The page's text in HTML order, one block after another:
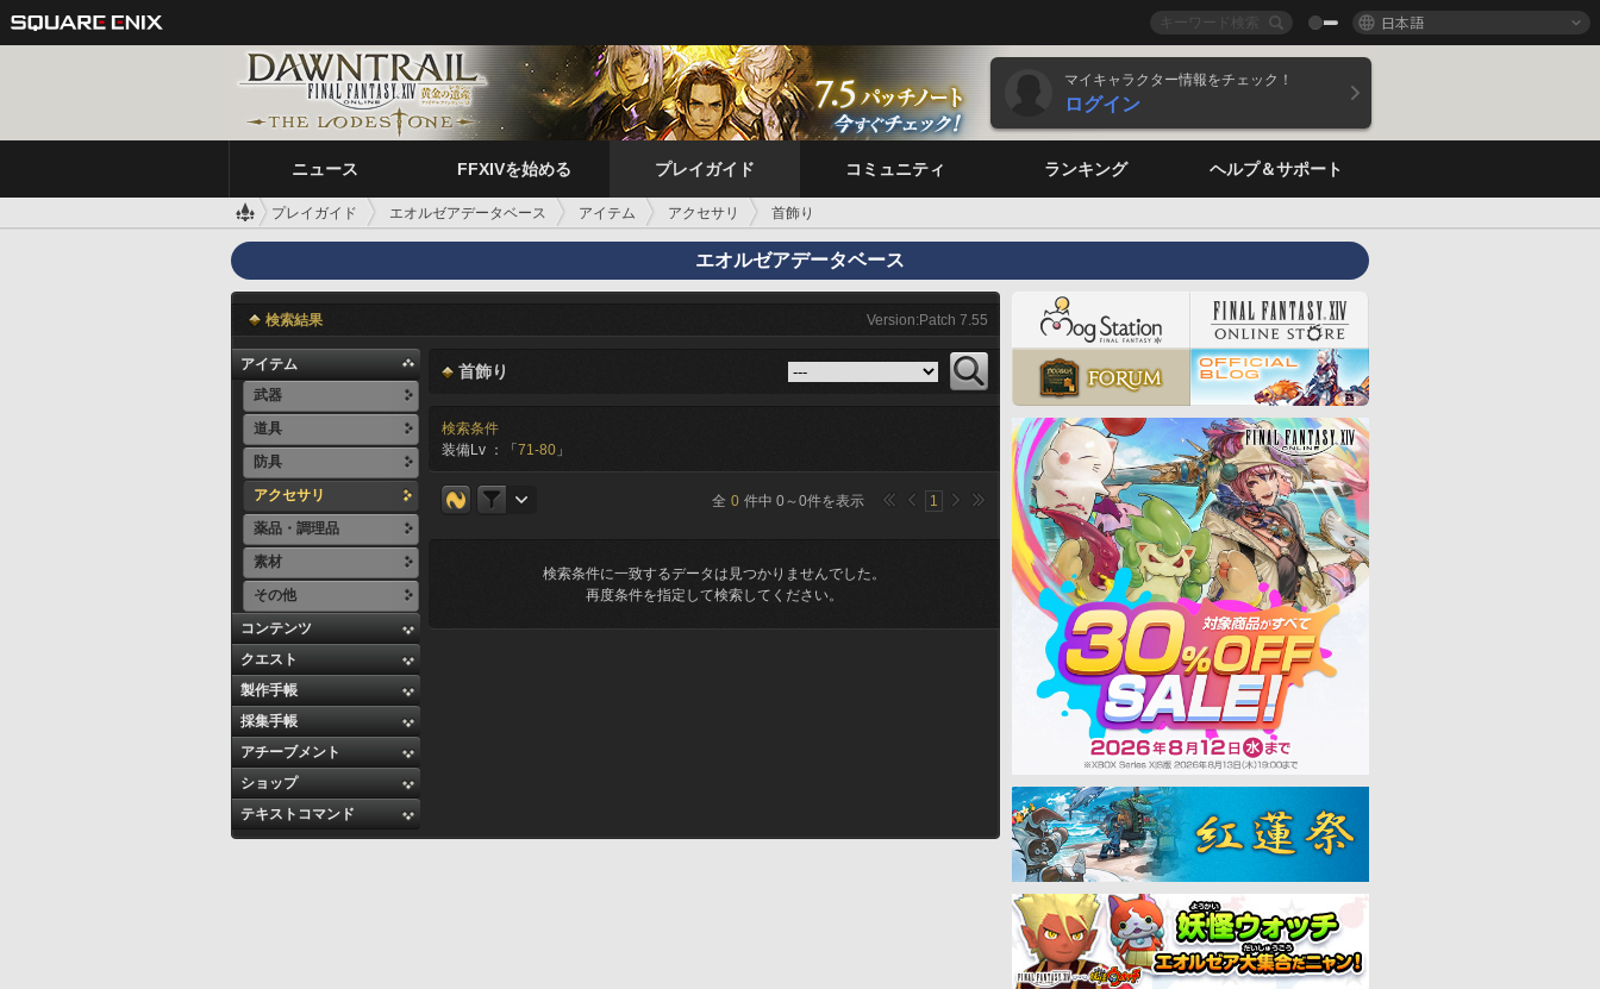
日本語
マイキャラクター情報をチェック！
ログイン
ニュース FFXIVを始める プレイガイド コミュニティ ランキング ヘルプ＆サポート
プレイガイド エオルゼアデータベース アイテム アクセサリ 首飾り
エオルゼアデータベース
検索結果 Version:Patch 7.55
アイテム
武器
道具
防具
アクセサリ
薬品・調理品
素材
その他
コンテンツ
クエスト
製作手帳
採集手帳
アチーブメント
ショップ
テキストコマンド
首飾り
検索条件
装備Lv ：「 71-80 」
全 0 件中 0～0件を表示 1
検索条件に一致するデータは見つかりませんでした。
再度条件を指定して検索してください。